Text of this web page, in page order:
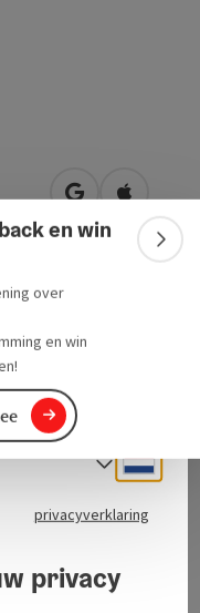
en win
over
en win
Openen inOpenen
privacyverklaring
privacy